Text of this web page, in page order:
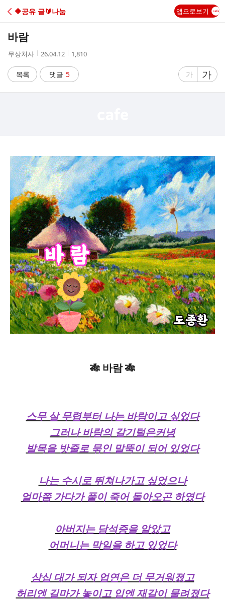
C
A
🔶️공유 글🔰나눔 앱으로보기
바람
작
자
무상처사
작
시
간
26.04.12
조
수
1,810
목록 댓글 5
글
가
글
자
가
🎋 바람 🎋
스무 살 무렵부터 나는 바람이고 싶었다
그러나 바람의 갈기털은커녕
발목을 밧줄로 묶인 말뚝이 되어 있었다
나는 수시로 뛰쳐나가고 싶었으나
얼마쯤 가다가 풀이 죽어 돌아오곤 하였다
아버지는 담석증을 알았고
어머니는 막일을 하고 있었다
삼십 대가 되자 업연은 더 무거워졌고
허리엔 길마가 놓이고 입엔 재갈이 물려졌다